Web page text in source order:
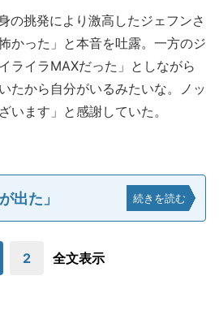
の挑発により激高したジェフンさ
かった」と本音を吐露。一方のジ
ライラMAXだった」としながら
たから自分がいるみたいな。ノッ
います」と感謝していた。
出た」 続きを読む
2 全文表示